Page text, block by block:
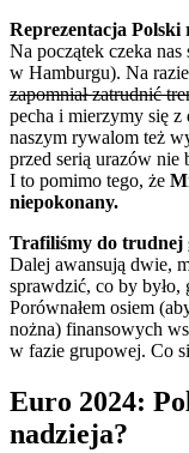
Reprezentacja
Na początek czeka
w Hamburgu). Na
zapomniał zatrudnić
pecha i mierzymy się
naszym rywalom też
przed serią urazów
I to pomimo tego, że
niepokonany.
Trafiliśmy do trudnej
Dalej awansują dwie,
sprawdzić, co by było,
Porównałem osiem
nożna) finansowych
w fazie grupowej. Co
Euro 2024:
nadzieja?